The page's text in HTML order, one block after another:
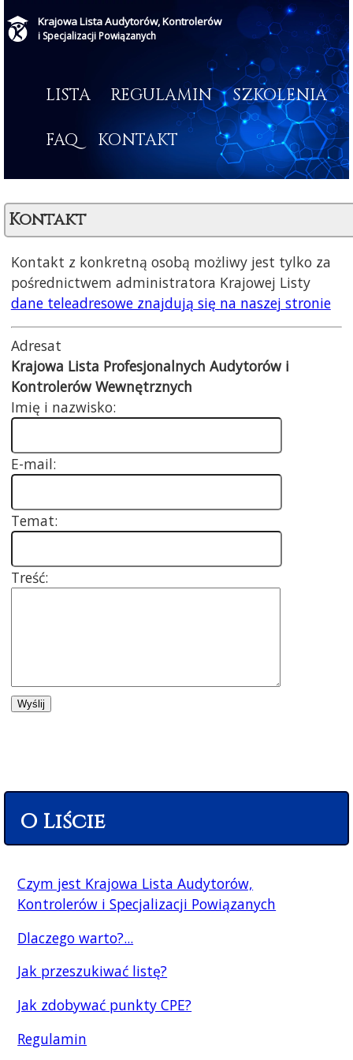
Krajowa Lista Audytorów, Kontrolerów
i Specjalizacji Powiązanych
LISTA REGULAMIN SZKOLENIA
FAQ KONTAKT
Kontakt
Kontakt z konkretną osobą możliwy jest tylko za
pośrednictwem administratora Krajowej Listy
dane teleadresowe znajdują się na naszej stronie
Adresat
Krajowa Lista Profesjonalnych Audytorów i
Kontrolerów Wewnętrznych
Imię i nazwisko:
E-mail:
Temat:
Treść:
O Liście
Czym jest Krajowa Lista Audytorów,
Kontrolerów i Specjalizacji Powiązanych
Dlaczego warto?...
Jak przeszukiwać listę?
Jak zdobywać punkty CPE?
Regulamin